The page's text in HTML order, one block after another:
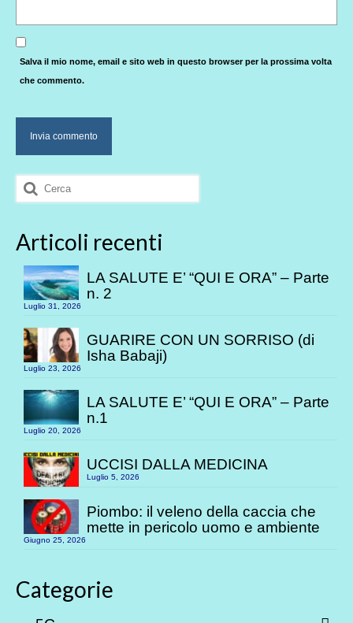
Salva il mio nome, email e sito web in questo browser per la prossima volta
che commento.
Cerca:
Articoli recenti
LA SALUTE E’ “QUI E ORA” – Parte
n. 2
Luglio 31, 2026
GUARIRE CON UN SORRISO (di
Isha Babaji)
Luglio 23, 2026
LA SALUTE E’ “QUI E ORA” – Parte
n.1
Luglio 20, 2026
UCCISI DALLA MEDICINA
Luglio 5, 2026
Piombo: il veleno della caccia che
mette in pericolo uomo e ambiente
Giugno 25, 2026
Categorie